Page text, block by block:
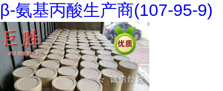
β-氨基丙酸生产商(107-95-9)